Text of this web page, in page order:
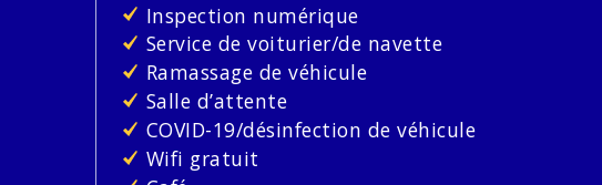
Inspection numérique
Service de voiturier/de navette
Ramassage de véhicule
Salle d’attente
COVID-19/désinfection de véhicule
Wifi gratuit